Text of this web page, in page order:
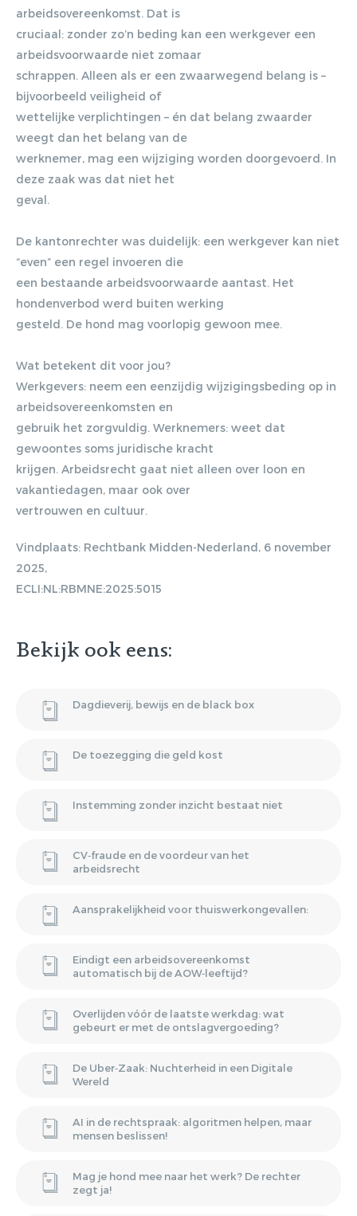
arbeidsovereenkomst. Dat is
cruciaal: zonder zo’n beding kan een werkgever een
arbeidsvoorwaarde niet zomaar
schrappen. Alleen als er een zwaarwegend belang is –
bijvoorbeeld veiligheid of
wettelijke verplichtingen – én dat belang zwaarder
weegt dan het belang van de
werknemer, mag een wijziging worden doorgevoerd. In
deze zaak was dat niet het
geval.
De kantonrechter was duidelijk: een werkgever kan niet
“even” een regel invoeren die
een bestaande arbeidsvoorwaarde aantast. Het
hondenverbod werd buiten werking
gesteld. De hond mag voorlopig gewoon mee.
Wat betekent dit voor jou?
Werkgevers: neem een eenzijdig wijzigingsbeding op in
arbeidsovereenkomsten en
gebruik het zorgvuldig. Werknemers: weet dat
gewoontes soms juridische kracht
krijgen. Arbeidsrecht gaat niet alleen over loon en
vakantiedagen, maar ook over
vertrouwen en cultuur.
Vindplaats: Rechtbank Midden-Nederland, 6 november
2025,
ECLI:NL:RBMNE:2025:5015
Bekijk ook eens:
Dagdieverij, bewijs en de black box
De toezegging die geld kost
Instemming zonder inzicht bestaat niet
CV‑fraude en de voordeur van het
arbeidsrecht
Aansprakelijkheid voor thuiswerkongevallen:
Eindigt een arbeidsovereenkomst
automatisch bij de AOW‑leeftijd?
Overlijden vóór de laatste werkdag: wat
gebeurt er met de ontslagvergoeding?
De Uber‑Zaak: Nuchterheid in een Digitale
Wereld
AI in de rechtspraak: algoritmen helpen, maar
mensen beslissen!
Mag je hond mee naar het werk? De rechter
zegt ja!
Gratis E-
magazine
ontvangen
Lorem ipsum dolor sit amet,
consectetur adipiscing elit. Nulla in
vestibulum massa. Fusce eu lacinia
erat, quis ultricies ex. Cras placerat
suscip.